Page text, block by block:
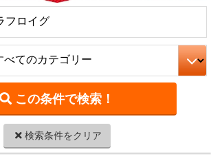
検索条件をクリア